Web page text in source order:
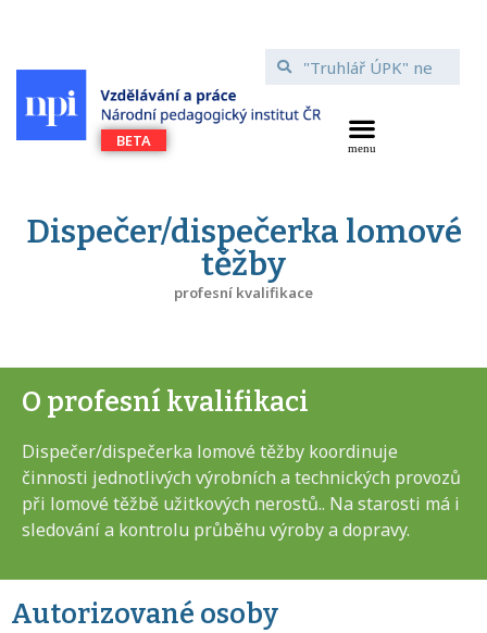
Dispečer/dispečerka lomové
těžby
profesní kvalifikace
O profesní kvalifikaci
Dispečer/dispečerka lomové těžby koordinuje
činnosti jednotlivých výrobních a technických provozů
při lomové těžbě užitkových nerostů.. Na starosti má i
sledování a kontrolu průběhu výroby a dopravy.
Autorizované osoby